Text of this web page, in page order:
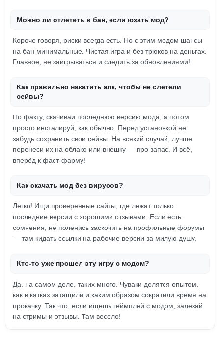
Можно ли отлететь в бан, если юзать мод?
Короче говоря, риски всегда есть. Но с этим модом шансы
на бан минимальные. Чистая игра и без трюков на деньгах.
Главное, не заигрываться и следить за обновлениями!
Как правильно накатить апк, чтобы не слетели
сейвы?
По факту, скачивай последнюю версию мода, а потом
просто инсталируй, как обычно. Перед установкой не
забудь сохранить свои сейвы. На всякий случай, лучше
перенеси их на облако или внешку — про запас. И всё,
вперёд к фаст-фарму!
Как скачать мод без вирусов?
Легко! Ищи проверенные сайты, где лежат только
последние версии с хорошими отзывами. Если есть
сомнения, не поленись заскочить на профильные форумы
— там кидать ссылки на рабочие версии за милую душу.
Кто-то уже прошел эту игру с модом?
Да, на самом деле, таких много. Чуваки делятся опытом,
как в катках затащили и каким образом сократили время на
прокачку. Так что, если ищешь геймплей с модом, залезай
на стримы и отзывы. Там весело!